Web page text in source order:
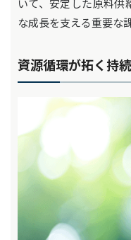
いて、安定した原料
な成長を支える重要な
資源循環が拓く持